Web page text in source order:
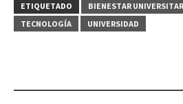
ETIQUETADO
BIENESTAR
TECNOLOGÍA
UNIVERSIDAD